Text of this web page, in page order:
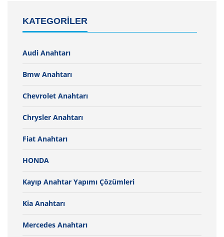
KATEGORILER
Audi Anahtarı
Bmw Anahtarı
Chevrolet Anahtarı
Chrysler Anahtarı
Fiat Anahtarı
HONDA
Kayıp Anahtar Yapımı Çözümleri
Kia Anahtarı
Mercedes Anahtarı